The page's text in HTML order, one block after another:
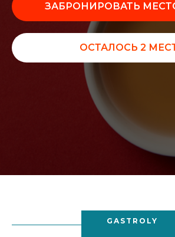
ЗАБРОНИРОВАТЬ
ОСТАЛОСЬ 2
GASTROLY